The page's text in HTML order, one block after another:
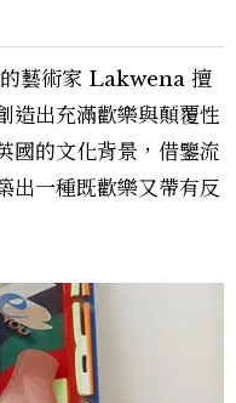
藝術家 Lakwena 擅
造出充滿歡樂與顛覆性
國的文化背景，借鑒流
出一種既歡樂又帶有反